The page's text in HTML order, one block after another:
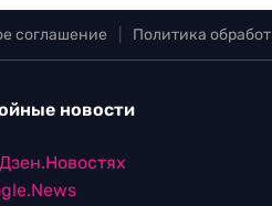
соглашение Политика
новости
Дзен.Новостях